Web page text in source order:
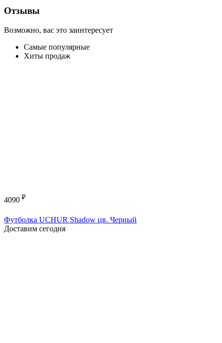
Отзывы
Возможно, вас это заинтересует
Самые популярные
Хиты продаж
4090 ₽
Футболка UCHUR Shadow цв. Черный
Доставим сегодня